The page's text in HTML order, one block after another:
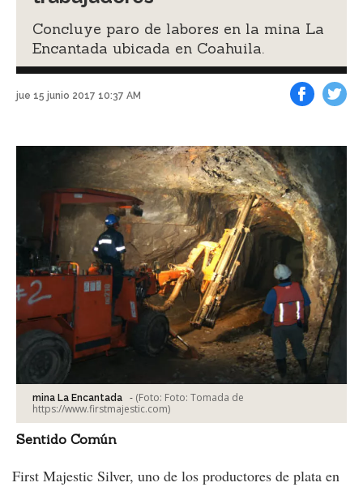
Concluye paro de labores en la mina La
Encantada ubicada en Coahuila.
jue 15 junio 2017 10:37 AM
mina La Encantada - (Foto: Foto: Tomada de
https://www.firstmajestic.com)
Sentido Común
First Majestic Silver, uno de los productores de plata en